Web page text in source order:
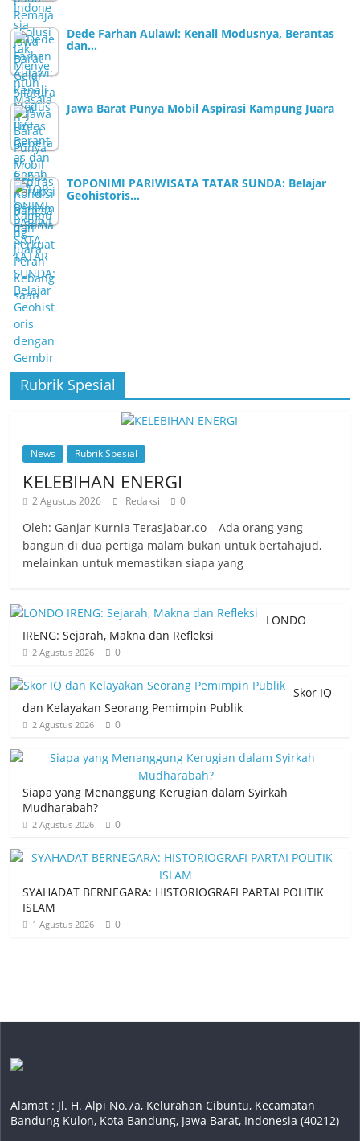
Dede Farhan Aulawi: Kenali Modusnya, Berantas
dan…
Jawa Barat Punya Mobil Aspirasi Kampung Juara
TOPONIMI PARIWISATA TATAR SUNDA: Belajar
Geohistoris…
Rubrik Spesial
News Rubrik Spesial
KELEBIHAN ENERGI
2 Agustus 2026 Redaksi 0
Oleh: Ganjar Kurnia Terasjabar.co – Ada orang yang
bangun di dua pertiga malam bukan untuk bertahajud,
melainkan untuk memastikan siapa yang
LONDO
IRENG: Sejarah, Makna dan Refleksi
2 Agustus 2026 0
Skor IQ
dan Kelayakan Seorang Pemimpin Publik
2 Agustus 2026 0
Siapa yang Menanggung Kerugian dalam Syirkah
Mudharabah?
2 Agustus 2026 0
SYAHADAT BERNEGARA: HISTORIOGRAFI PARTAI POLITIK
ISLAM
1 Agustus 2026 0
Alamat : Jl. H. Alpi No.7a, Kelurahan Cibuntu, Kecamatan
Bandung Kulon, Kota Bandung, Jawa Barat, Indonesia (40212)